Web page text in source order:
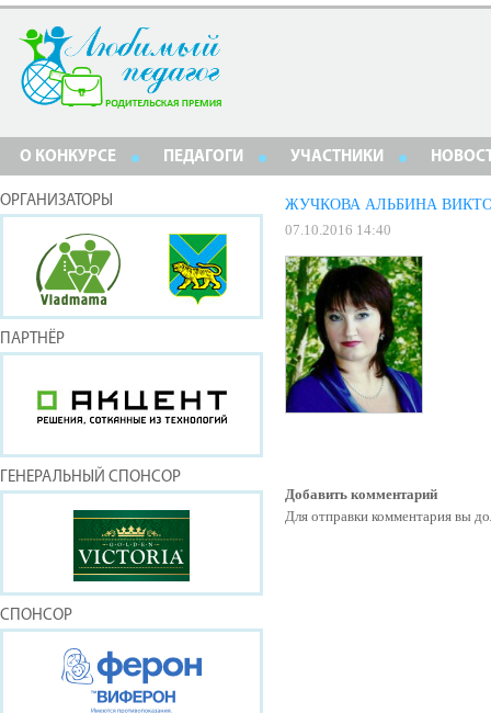
О КОНКУРСЕ ПЕДАГОГИ УЧАСТНИКИ
ОРГАНИЗАТОРЫ
ПАРТНЁР
ГЕНЕРАЛЬНЫЙ СПОНСОР
СПОНСОР
ЖУЧКОВА АЛЬБИНА
07.10.2016 14:40
Добавить комментарий
Для отправки комментария вы